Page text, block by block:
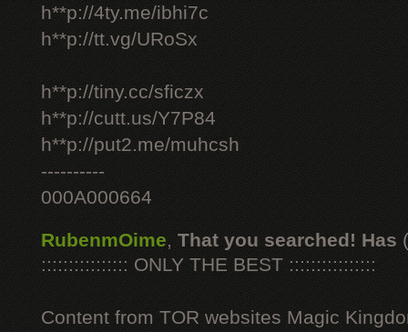
h**p://4ty.me/ibhi7c
h**p://tt.vg/URoSx
h**p://tiny.cc/sficzx
h**p://cutt.us/Y7P84
h**p://put2.me/muhcsh
----------
000A000664
RubenmOime, That you searched! Has
:::::::::::::::: ONLY THE BEST ::::::::::::::::
Content from TOR websites Magic